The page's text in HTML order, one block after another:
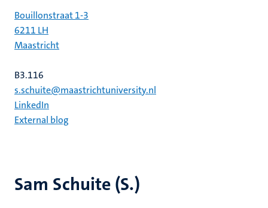
Sam Schuite (S.)
Bouillonstraat 1-3
6211 LH
Maastricht
B3.116
s.schuite@maastrichtuniversity.nl
LinkedIn
External blog